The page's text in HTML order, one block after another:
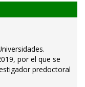
por el que se
predoctoral